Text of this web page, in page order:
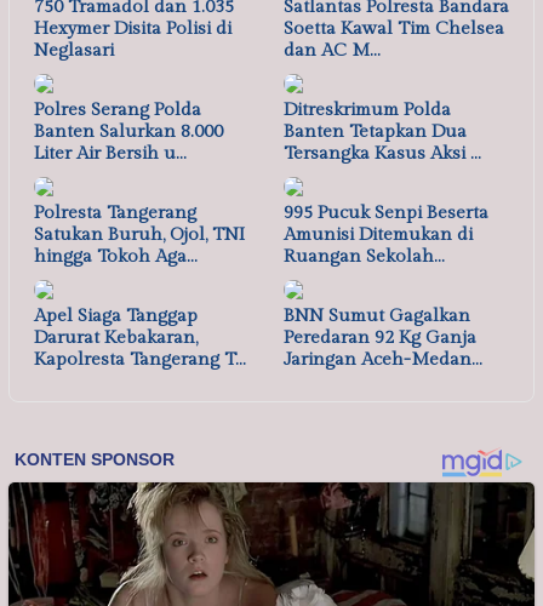
750 Tramadol dan 1.035
Hexymer Disita Polisi di
Neglasari
Satlantas Polresta Bandara
Soetta Kawal Tim Chelsea
dan AC M…
Polres Serang Polda
Banten Salurkan 8.000
Liter Air Bersih u…
Ditreskrimum Polda
Banten Tetapkan Dua
Tersangka Kasus Aksi …
Polresta Tangerang
Satukan Buruh, Ojol, TNI
hingga Tokoh Aga…
995 Pucuk Senpi Beserta
Amunisi Ditemukan di
Ruangan Sekolah…
Apel Siaga Tanggap
Darurat Kebakaran,
Kapolresta Tangerang T…
BNN Sumut Gagalkan
Peredaran 92 Kg Ganja
Jaringan Aceh-Medan…